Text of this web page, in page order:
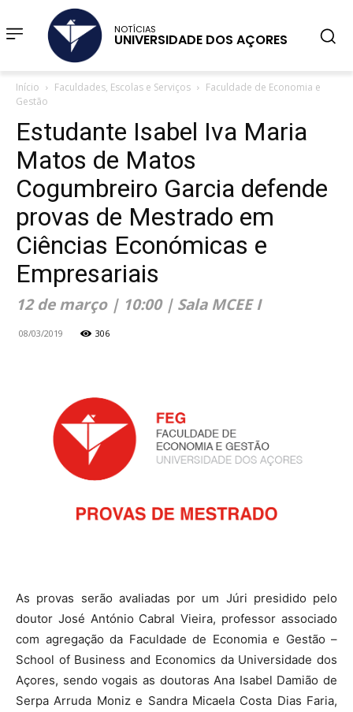
NOTÍCIAS
UNIVERSIDADE DOS AÇORES
Início Faculdades, Escolas e Serviços
Faculdade de Economia e
Gestão
Estudante Isabel Iva Maria
Matos de Matos
Cogumbreiro Garcia defende
provas de Mestrado em
Ciências Económicas e
Empresariais
12 de março | 10:00 | Sala MCEE I
08/03/2019 306
As provas serão avaliadas por um Júri presidido pelo
doutor José António Cabral Vieira, professor associado
com agregação da Faculdade de Economia e Gestão –
School of Business and Economics da Universidade dos
Açores, sendo vogais as doutoras Ana Isabel Damião de
Serpa Arruda Moniz e Sandra Micaela Costa Dias Faria,